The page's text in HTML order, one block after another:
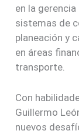
en la
sistemas de
planeación y
en áreas
transporte.
Con
Guillermo
nuevos